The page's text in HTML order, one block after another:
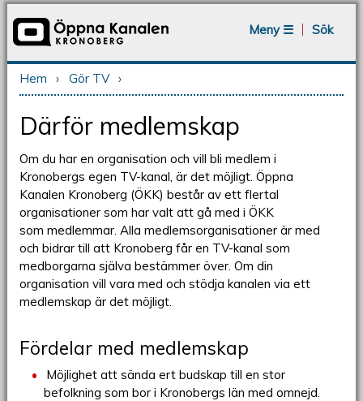
Meny ☰
Sök
Du är här
Hem › Gör TV ›
Därför medlemskap
Om du har en organisation och vill bli medlem i
Kronobergs egen TV-kanal, är det möjligt. Öppna
Kanalen Kronoberg (ÖKK) består av ett flertal
organisationer som har valt att gå med i ÖKK
som medlemmar. Alla medlemsorganisationer är med
och bidrar till att Kronoberg får en TV-kanal som
medborgarna själva bestämmer över. Om din
organisation vill vara med och stödja kanalen via ett
medlemskap är det möjligt.
Fördelar med medlemskap
Möjlighet att sända ert budskap till en stor
befolkning som bor i Kronobergs län med omnejd.